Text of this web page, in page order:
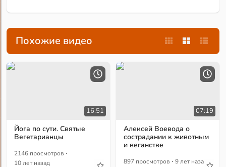
Похожие видео
16:51
Йога по сути. Святые
Вегетарианцы
2146 просмотров ·
10 лет назад
07:19
Алексей Воевода о
сострадании к животным
и веганстве
897 просмотров · 9 лет назад